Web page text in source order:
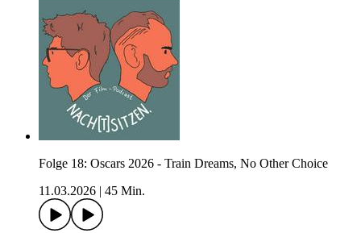
Folge 18: Oscars 2026 - Train Dreams, No Other Choice
11.03.2026
45 Min.